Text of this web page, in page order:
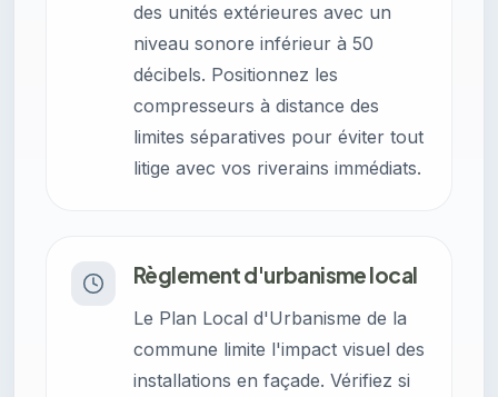
des unités extérieures avec un
niveau sonore inférieur à 50
décibels. Positionnez les
compresseurs à distance des
limites séparatives pour éviter tout
litige avec vos riverains immédiats.
Règlement d'urbanisme local
Le Plan Local d'Urbanisme de la
commune limite l'impact visuel des
installations en façade. Vérifiez si